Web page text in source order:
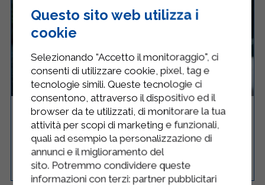
LASAGNE ALLA BOLOGNESE
Media 8 240 Minuti
Questo sito web utilizza i
cookie
Selezionando "Accetto il monitoraggio", ci
consenti di utilizzare cookie, pixel, tag e
tecnologie simili. Queste tecnologie ci
consentono, attraverso il dispositivo ed il
browser da te utilizzati, di monitorare la tua
attività per scopi di marketing e funzionali,
quali ad esempio la personalizzazione di
annunci e il miglioramento del
sito. Potremmo condividere queste
informazioni con terzi: partner pubblicitari